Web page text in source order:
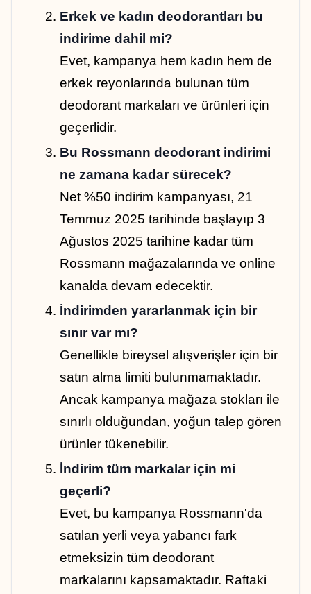
Erkek ve kadın deodorantları bu
indirime dahil mi?
Evet, kampanya hem kadın hem de
erkek reyonlarında bulunan tüm
deodorant markaları ve ürünleri için
geçerlidir.
Bu Rossmann deodorant indirimi
ne zamana kadar sürecek?
Net %50 indirim kampanyası, 21
Temmuz 2025 tarihinde başlayıp 3
Ağustos 2025 tarihine kadar tüm
Rossmann mağazalarında ve online
kanalda devam edecektir.
İndirimden yararlanmak için bir
sınır var mı?
Genellikle bireysel alışverişler için bir
satın alma limiti bulunmamaktadır.
Ancak kampanya mağaza stokları ile
sınırlı olduğundan, yoğun talep gören
ürünler tükenebilir.
İndirim tüm markalar için mi
geçerli?
Evet, bu kampanya Rossmann'da
satılan yerli veya yabancı fark
etmeksizin tüm deodorant
markalarını kapsamaktadır. Raftaki